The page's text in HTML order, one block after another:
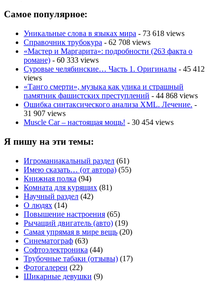
Самое популярное:
Уникальные слова в языках мира - 73 618 views
Справочник трубокура - 62 708 views
«Мастер и Маргарита»: подробности (263 факта о
романе) - 60 333 views
Суровые челябинские… Часть 1. Оригиналы - 45 412
views
«Танго смерти», музыка как улика и страшный
памятник фашистских преступлений - 44 868 views
Ошибка синтаксического анализа XML. Лечение. -
31 907 views
Muscle Car – настоящая мощь! - 30 454 views
Я пишу на эти темы:
Игроманиакальный раздел (61)
Имею сказать… (от автора) (55)
Книжная полка (94)
Комната для курящих (81)
Научный раздел (42)
О людях (14)
Повышение настроения (65)
Рычащий двигатель (авто) (19)
Самая упрямая в мире вещь (20)
Синематограф (63)
Софтоэлектроника (44)
Трубочные табаки (отзывы) (17)
Фотогалереи (22)
Шикарные девушки (9)